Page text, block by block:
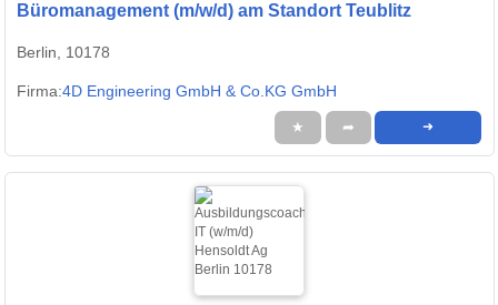
Büromanagement (m/w/d) am Standort Teublitz
Berlin, 10178
Firma:4D Engineering GmbH & Co.KG GmbH
★ ➦ ➜